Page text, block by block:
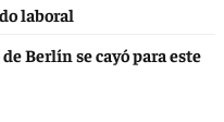
laboral
Berlín se cayó para este